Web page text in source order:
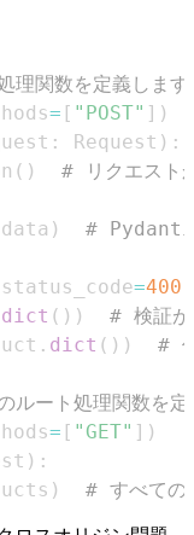
理関数を定義します
= [ "POST" ] )
: Request ) :
( )
# リクエスト
data )
# Pydantic
status_code=400
dict ( ) )
# 検証が
. dict ( ) ) #
ルート処理関数を定
= [ "GET" ] )
) :
) # すべての